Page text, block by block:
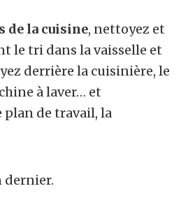
de la cuisine, nettoyez et
le tri dans la vaisselle et
derrière la cuisinière, le
à laver… et
plan de travail, la
dernier.